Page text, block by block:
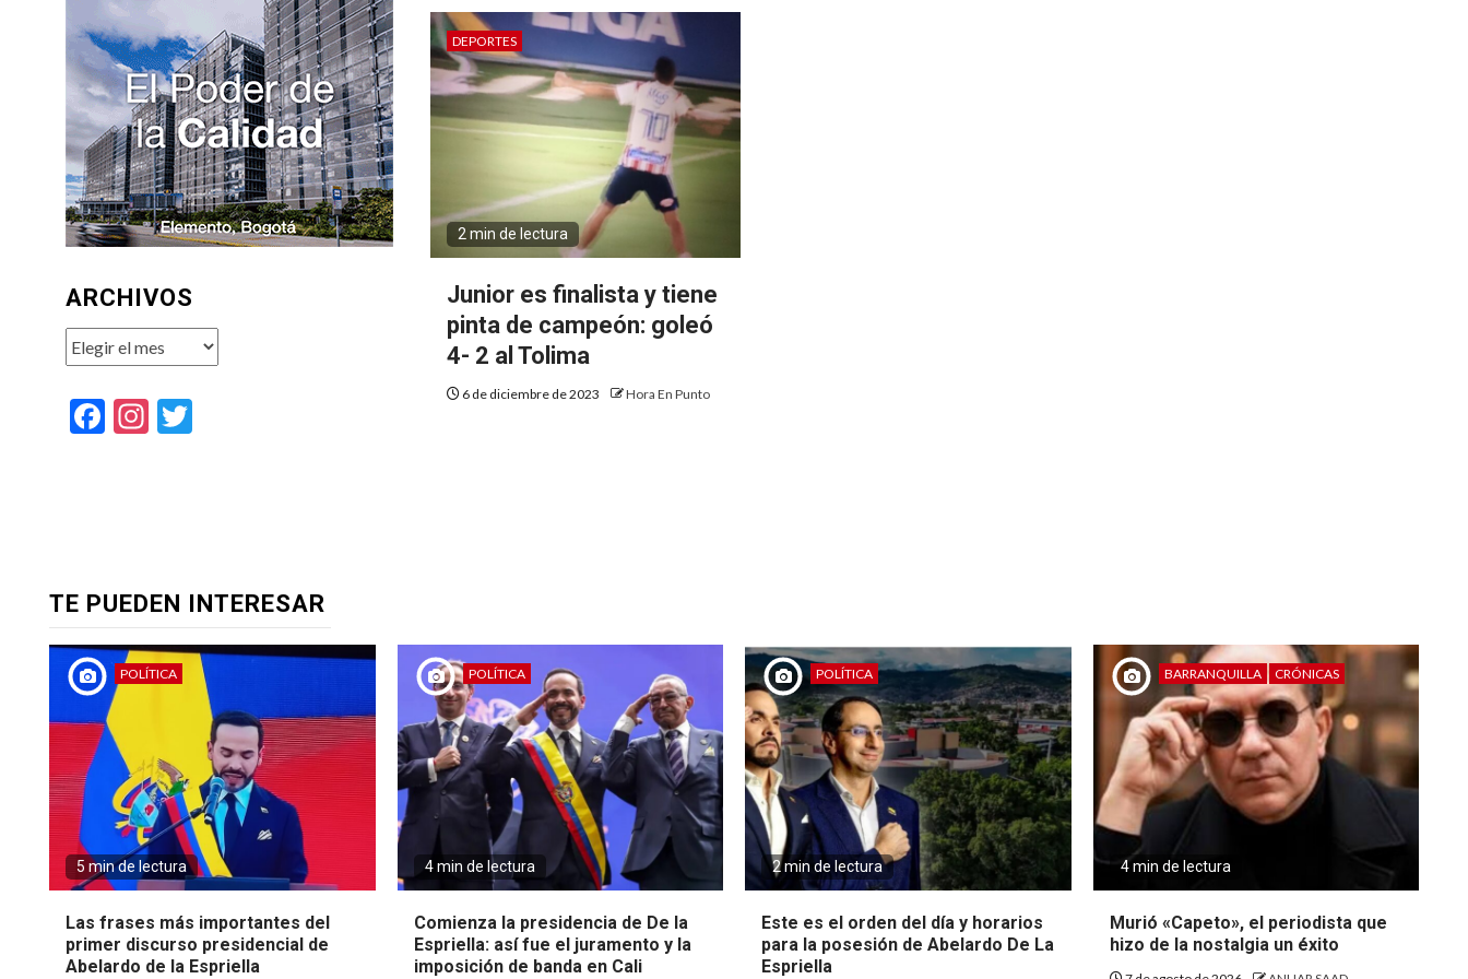
DEPORTES
2 min de lectura
Junior es finalista y tiene
pinta de campeón: goleó
4- 2 al Tolima
6 de diciembre de 2023 Hora En Punto
ARCHIVOS
Archivos
Facebook
Instagram
TE PUEDEN INTERESAR
POLÍTICA
5 min de lectura
Las frases más importantes del
primer discurso presidencial de
Abelardo de la Espriella
POLÍTICA
4 min de lectura
Comienza la presidencia de De la
Espriella: así fue el juramento y la
imposición de banda en Cali
POLÍTICA
2 min de lectura
Este es el orden del día y horarios
para la posesión de Abelardo De La
Espriella
BARRANQUILLA CRÓNICAS
4 min de lectura
Murió «Capeto», el periodista que
hizo de la nostalgia un éxito